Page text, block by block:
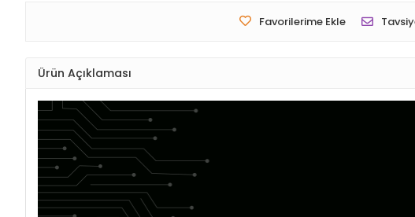
Favorilerime Ekle
Ürün Açıklaması